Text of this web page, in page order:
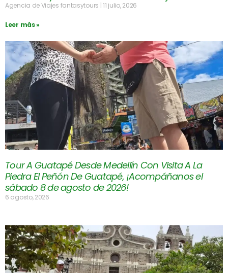
Agencia de Viajes fantasytours 11 julio, 2026
Leer más »
Tour A Guatapé Desde Medellín Con Visita A La
Piedra El Peñón De Guatapé, ¡Acompáñanos el
sábado 8 de agosto de 2026!
6 agosto, 2026